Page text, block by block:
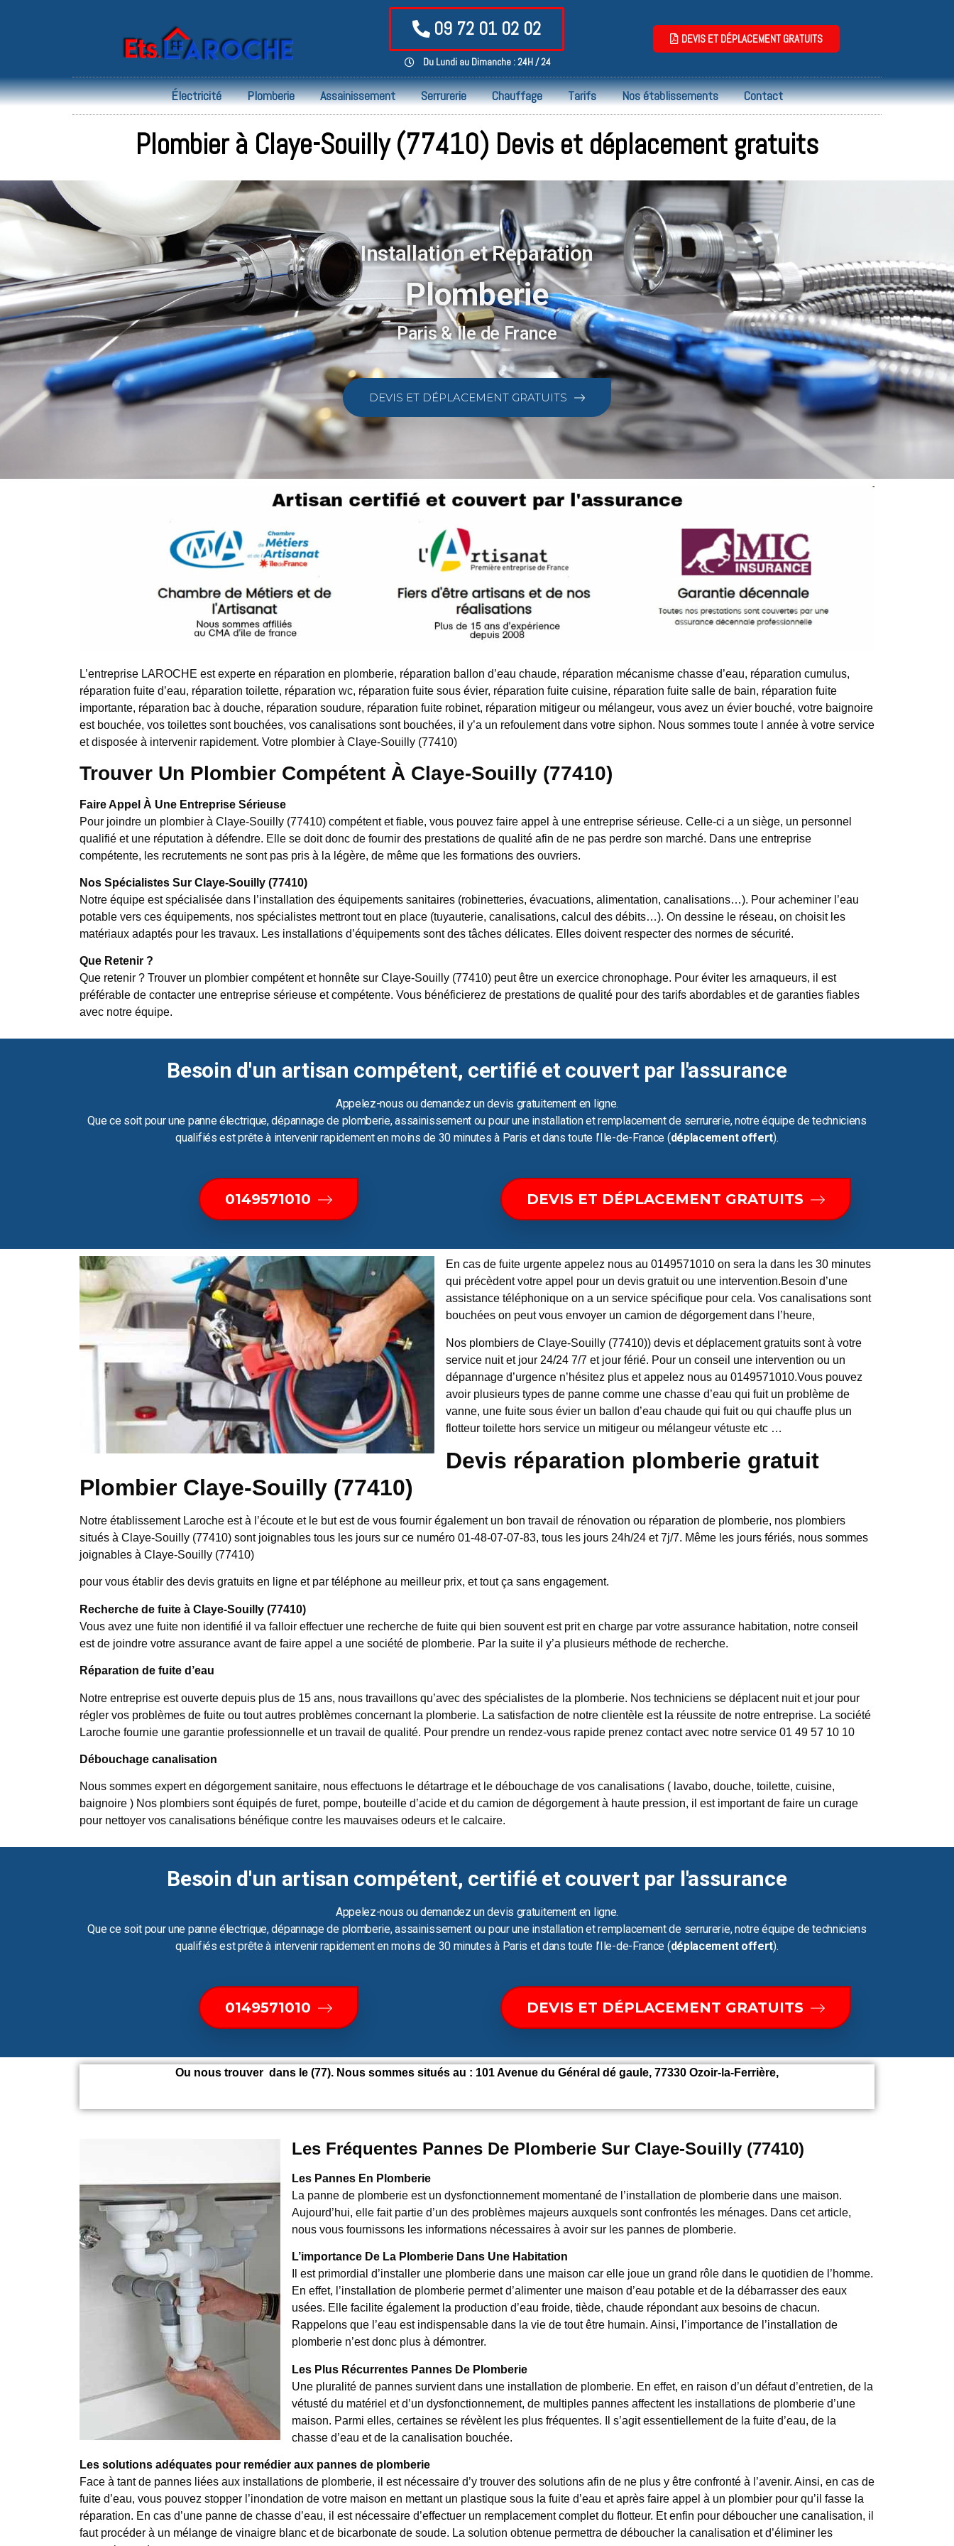
09 72 01 02 02
Du Lundi au Dimanche : 24H / 24
DEVIS ET DÉPLACEMENT GRATUITS
Électricité Plomberie Assainissement Serrurerie Chauffage Tarifs Nos établissements Contact
Plombier à Claye-Souilly (77410) Devis et déplacement gratuits
Installation et Reparation
Plomberie
Paris & Ile de France
DEVIS ET DÉPLACEMENT GRATUITS
L’entreprise LAROCHE est experte en réparation en plomberie, réparation ballon d’eau chaude, réparation mécanisme chasse d’eau, réparation cumulus,
réparation fuite d’eau, réparation toilette, réparation wc, réparation fuite sous évier, réparation fuite cuisine, réparation fuite salle de bain, réparation fuite
importante, réparation bac à douche, réparation soudure, réparation fuite robinet, réparation mitigeur ou mélangeur, vous avez un évier bouché, votre baignoire
est bouchée, vos toilettes sont bouchées, vos canalisations sont bouchées, il y’a un refoulement dans votre siphon. Nous sommes toute l année à votre service
et disposée à intervenir rapidement. Votre plombier à Claye-Souilly (77410)
Trouver Un Plombier Compétent À Claye-Souilly (77410)
Faire Appel À Une Entreprise Sérieuse
Pour joindre un plombier à Claye-Souilly (77410) compétent et fiable, vous pouvez faire appel à une entreprise sérieuse. Celle-ci a un siège, un personnel
qualifié et une réputation à défendre. Elle se doit donc de fournir des prestations de qualité afin de ne pas perdre son marché. Dans une entreprise
compétente, les recrutements ne sont pas pris à la légère, de même que les formations des ouvriers.
Nos Spécialistes Sur Claye-Souilly (77410)
Notre équipe est spécialisée dans l’installation des équipements sanitaires (robinetteries, évacuations, alimentation, canalisations…). Pour acheminer l’eau
potable vers ces équipements, nos spécialistes mettront tout en place (tuyauterie, canalisations, calcul des débits…). On dessine le réseau, on choisit les
matériaux adaptés pour les travaux. Les installations d’équipements sont des tâches délicates. Elles doivent respecter des normes de sécurité.
Que Retenir ?
Que retenir ? Trouver un plombier compétent et honnête sur Claye-Souilly (77410) peut être un exercice chronophage. Pour éviter les arnaqueurs, il est
préférable de contacter une entreprise sérieuse et compétente. Vous bénéficierez de prestations de qualité pour des tarifs abordables et de garanties fiables
avec notre équipe.
Besoin d'un artisan compétent, certifié et couvert par l'assurance
Appelez-nous ou demandez un devis gratuitement en ligne.
Que ce soit pour une panne électrique, dépannage de plomberie, assainissement ou pour une installation et remplacement de serrurerie, notre équipe de techniciens
qualifiés est prête à intervenir rapidement en moins de 30 minutes à Paris et dans toute l’Ile-de-France (déplacement offert).
0149571010 DEVIS ET DÉPLACEMENT GRATUITS
En cas de fuite urgente appelez nous au 0149571010 on sera la dans les 30 minutes
qui précèdent votre appel pour un devis gratuit ou une intervention.Besoin d’une
assistance téléphonique on a un service spécifique pour cela. Vos canalisations sont
bouchées on peut vous envoyer un camion de dégorgement dans l’heure,
Nos plombiers de Claye-Souilly (77410)) devis et déplacement gratuits sont à votre
service nuit et jour 24/24 7/7 et jour férié. Pour un conseil une intervention ou un
dépannage d’urgence n’hésitez plus et appelez nous au 0149571010.Vous pouvez
avoir plusieurs types de panne comme une chasse d’eau qui fuit un problème de
vanne, une fuite sous évier un ballon d’eau chaude qui fuit ou qui chauffe plus un
flotteur toilette hors service un mitigeur ou mélangeur vétuste etc …
Devis réparation plomberie gratuit
Plombier Claye-Souilly (77410)
Notre établissement Laroche est à l’écoute et le but est de vous fournir également un bon travail de rénovation ou réparation de plomberie, nos plombiers
situés à Claye-Souilly (77410) sont joignables tous les jours sur ce numéro 01-48-07-07-83, tous les jours 24h/24 et 7j/7. Même les jours fériés, nous sommes
joignables à Claye-Souilly (77410)
pour vous établir des devis gratuits en ligne et par téléphone au meilleur prix, et tout ça sans engagement.
Recherche de fuite à Claye-Souilly (77410)
Vous avez une fuite non identifié il va falloir effectuer une recherche de fuite qui bien souvent est prit en charge par votre assurance habitation, notre conseil
est de joindre votre assurance avant de faire appel a une société de plomberie. Par la suite il y’a plusieurs méthode de recherche.
Réparation de fuite d’eau
Notre entreprise est ouverte depuis plus de 15 ans, nous travaillons qu’avec des spécialistes de la plomberie. Nos techniciens se déplacent nuit et jour pour
régler vos problèmes de fuite ou tout autres problèmes concernant la plomberie. La satisfaction de notre clientèle est la réussite de notre entreprise. La société
Laroche fournie une garantie professionnelle et un travail de qualité. Pour prendre un rendez-vous rapide prenez contact avec notre service 01 49 57 10 10
Débouchage canalisation
Nous sommes expert en dégorgement sanitaire, nous effectuons le détartrage et le débouchage de vos canalisations ( lavabo, douche, toilette, cuisine,
baignoire ) Nos plombiers sont équipés de furet, pompe, bouteille d’acide et du camion de dégorgement à haute pression, il est important de faire un curage
pour nettoyer vos canalisations bénéfique contre les mauvaises odeurs et le calcaire.
Besoin d'un artisan compétent, certifié et couvert par l'assurance
Appelez-nous ou demandez un devis gratuitement en ligne.
Que ce soit pour une panne électrique, dépannage de plomberie, assainissement ou pour une installation et remplacement de serrurerie, notre équipe de techniciens
qualifiés est prête à intervenir rapidement en moins de 30 minutes à Paris et dans toute l’Ile-de-France (déplacement offert).
0149571010 DEVIS ET DÉPLACEMENT GRATUITS
Ou nous trouver dans le (77). Nous sommes situés au : 101 Avenue du Général dé gaule, 77330 Ozoir-la-Ferrière,
Les Fréquentes Pannes De Plomberie Sur Claye-Souilly (77410)
Les Pannes En Plomberie
La panne de plomberie est un dysfonctionnement momentané de l’installation de plomberie dans une maison.
Aujourd’hui, elle fait partie d’un des problèmes majeurs auxquels sont confrontés les ménages. Dans cet article,
nous vous fournissons les informations nécessaires à avoir sur les pannes de plomberie.
L’importance De La Plomberie Dans Une Habitation
Il est primordial d’installer une plomberie dans une maison car elle joue un grand rôle dans le quotidien de l’homme.
En effet, l’installation de plomberie permet d’alimenter une maison d’eau potable et de la débarrasser des eaux
usées. Elle facilite également la production d’eau froide, tiède, chaude répondant aux besoins de chacun.
Rappelons que l’eau est indispensable dans la vie de tout être humain. Ainsi, l’importance de l’installation de
plomberie n’est donc plus à démontrer.
Les Plus Récurrentes Pannes De Plomberie
Une pluralité de pannes survient dans une installation de plomberie. En effet, en raison d’un défaut d’entretien, de la
vétusté du matériel et d’un dysfonctionnement, de multiples pannes affectent les installations de plomberie d’une
maison. Parmi elles, certaines se révèlent les plus fréquentes. Il s’agit essentiellement de la fuite d’eau, de la
chasse d’eau et de la canalisation bouchée.
Les solutions adéquates pour remédier aux pannes de plomberie
Face à tant de pannes liées aux installations de plomberie, il est nécessaire d’y trouver des solutions afin de ne plus y être confronté à l’avenir. Ainsi, en cas de
fuite d’eau, vous pouvez stopper l’inondation de votre maison en mettant un plastique sous la fuite d’eau et après faire appel à un plombier pour qu’il fasse la
réparation. En cas d’une panne de chasse d’eau, il est nécessaire d’effectuer un remplacement complet du flotteur. Et enfin pour déboucher une canalisation, il
faut procéder à un mélange de vinaigre blanc et de bicarbonate de soude. La solution obtenue permettra de déboucher la canalisation et d’éliminer les